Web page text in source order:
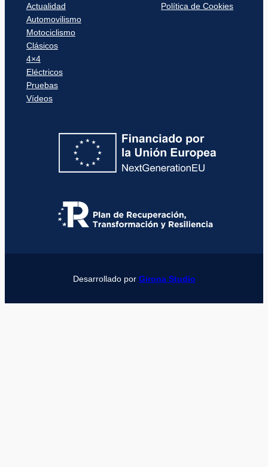
Actualidad
Automovilismo
Motociclismo
Clásicos
4×4
Eléctricos
Pruebas
Vídeos
Política de Cookies
Desarrollado por Girona Studio